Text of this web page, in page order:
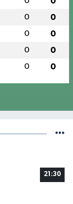
0 0
0 0
0 0
0 0
21:30